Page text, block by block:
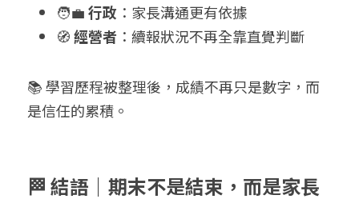
🧑‍💼 行政 ：家長溝通更有依據
🧭 經營者 ：續報狀況不再全靠直覺判斷
📚 學習歷程被整理後，成績不再只是數字，而
是信任的累積。
🏁 結語｜期末不是結束，而是家長